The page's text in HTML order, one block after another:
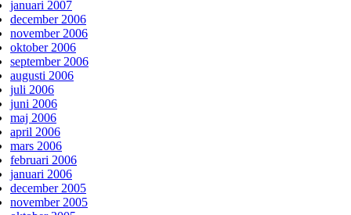
januari 2007
december 2006
november 2006
oktober 2006
september 2006
augusti 2006
juli 2006
juni 2006
maj 2006
april 2006
mars 2006
februari 2006
januari 2006
december 2005
november 2005